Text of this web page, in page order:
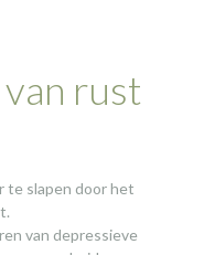
rust
te slapen door het
van depressieve